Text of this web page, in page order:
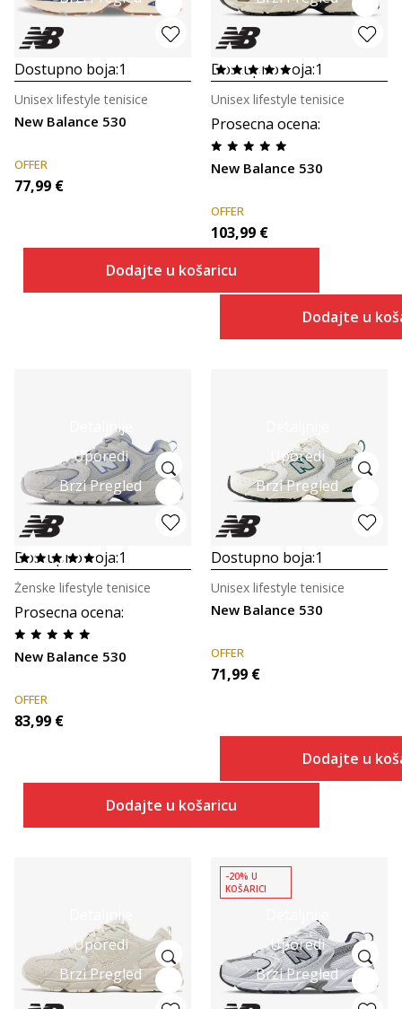
Dostupno boja:1
New Balance 530
Unisex lifestyle tenisice
OFFER
77,99 €
Dodajte u košaricu
Dostupno boja:1
Prosecna ocena:
New Balance 530
Unisex lifestyle tenisice
OFFER
103,99 €
Dodajte u
Detaljnije
Uporedi
Brzi Pregled
Dostupno boja:1
Prosecna ocena:
New Balance 530
Ženske lifestyle tenisice
OFFER
83,99 €
Dodajte u košaricu
Uporedi
Brzi Pregled
Dostupno boja:1
New Balance 530
Unisex lifestyle tenisice
OFFER
71,99 €
Dodajte u
Detaljnije
Uporedi
Brzi Pregled
Uporedi
Brzi Pregled
-20% U
KOŠARICI